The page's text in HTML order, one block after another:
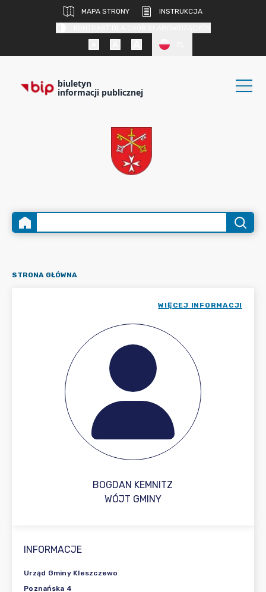
MAPA STRONY
INSTRUKCJA
biuletyn
informacji publicznej
STRONA GŁÓWNA
BOGDAN KEMNITZ
WIĘCEJ INFORMACJI
WÓJT GMINY
INFORMACJE
Urząd Gminy Kleszczewo
Poznańska 4